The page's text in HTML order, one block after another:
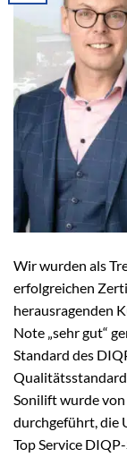
Wir wurden als
erfolgreichen
herausragenden
Note „sehr gut“
Standard des
Sonilift wurde
durchgeführt, die
Top Service